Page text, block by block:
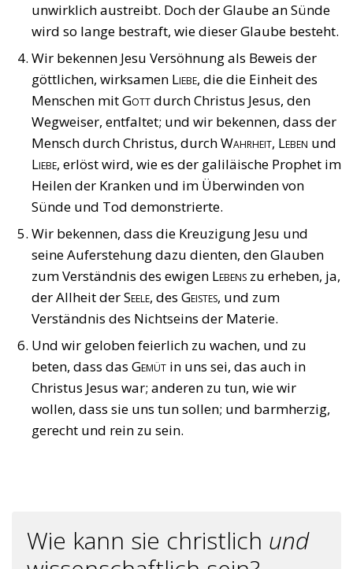
unwirklich austreibt. Doch der Glaube an Sünde
wird so lange bestraft, wie dieser Glaube besteht.
Wir bekennen Jesu Versöhnung als Beweis der
göttlichen, wirksamen Liebe, die die Einheit des
Menschen mitGottdurch Christus Jesus, den
Wegweiser, entfaltet; und wir bekennen, dass der
Mensch durch Christus, durchWahrheit, Leben und
Liebe, erlöst wird, wie es der galiläische Prophet im
Heilen der Kranken und im Überwinden von
Sünde und Tod demonstrierte.
Wir bekennen, dass die Kreuzigung Jesu und
seine Auferstehung dazu dienten, den Glauben
zum Verständnis des ewigen Lebens zu erheben, ja,
der Allheit derSeele, des Geistes, und zum
Verständnis des Nichtseins der Materie.
Und wir geloben feierlich zu wachen, und zu
beten, dass das Gemüt in uns sei, das auch in
Christus Jesus war; anderen zu tun, wie wir
wollen, dass sie uns tun sollen; und barmherzig,
gerecht und rein zu sein.
Wie kann sie christlich und